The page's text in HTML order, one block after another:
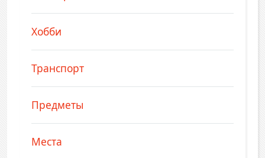
Хобби
Транспорт
Предметы
Места